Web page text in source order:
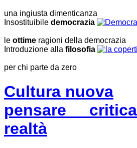
una ingiusta dimenticanza
Insostituibile democrazia
le ottime ragioni della democrazia
Introduzione alla filosofia
per chi parte da zero
Cultura nuova
pensare
realtà